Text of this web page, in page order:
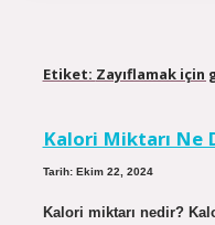
Etiket: Zayıflamak için
Kalori Miktarı Ne
Tarih: Ekim 22, 2024
Kalori miktarı nedir?